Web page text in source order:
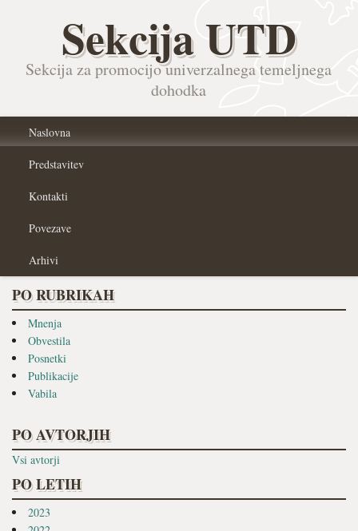
Sekcija UTD
Sekcija za promocijo univerzalnega temeljnega
dohodka
Naslovna
Predstavitev
Kontakti
Povezave
Arhivi
PO RUBRIKAH
Mnenja
Obvestila
Posnetki
Publikacije
Vabila
PO AVTORJIH
Vsi avtorji
PO LETIH
2023